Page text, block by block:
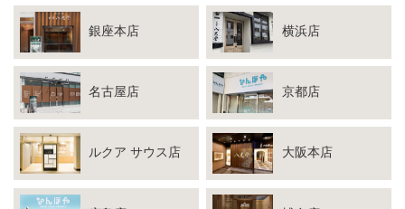
銀座本店 横浜店
名古屋店 京都店
ルクア サウス店 大阪本店